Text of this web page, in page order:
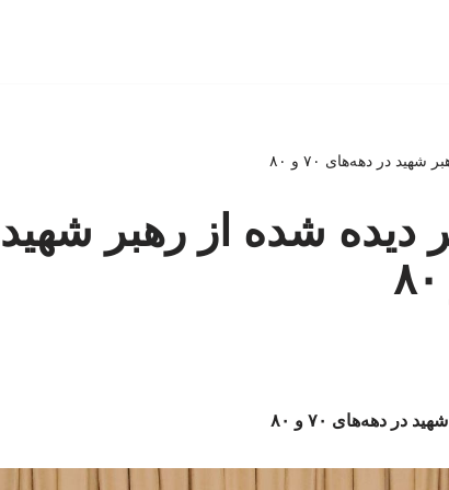
در دهه‌های ۷۰ و ۸۰
دیده شده از رهبر
دهه‌های ۷۰ و ۸۰